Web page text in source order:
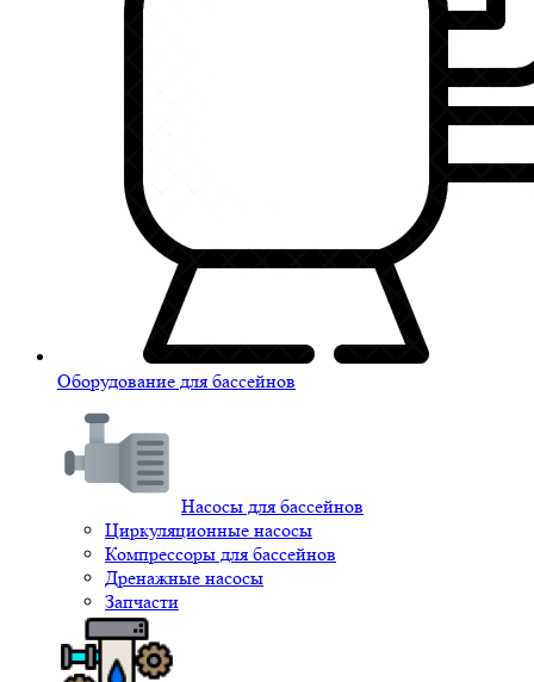
Оборудование для бассейнов
Насосы для бассейнов
Циркуляционные насосы
Компрессоры для бассейнов
Дренажные насосы
Запчасти